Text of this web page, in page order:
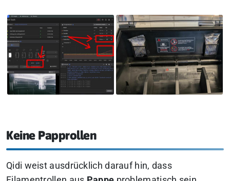
Keine Papprollen
Qidi weist ausdrücklich darauf hin, dass